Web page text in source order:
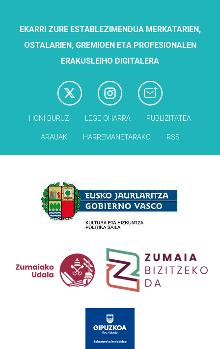
EKARRI ZURE ESTABLEZIMENDUA MERKATARIEN,
OSTALARIEN, GREMIOEN ETA PROFESIONALEN
ERAKUSLEIHO DIGITALERA
HONI BURUZ LEGE OHARRA PUBLIZITATEA
ARAUAK HARREMANETARAKO RSS